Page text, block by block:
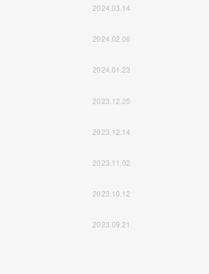
2024.03.14
2024.02.06
2024.01.23
2023.12.25
2023.12.14
2023.11.02
2023.10.12
2023.09.21